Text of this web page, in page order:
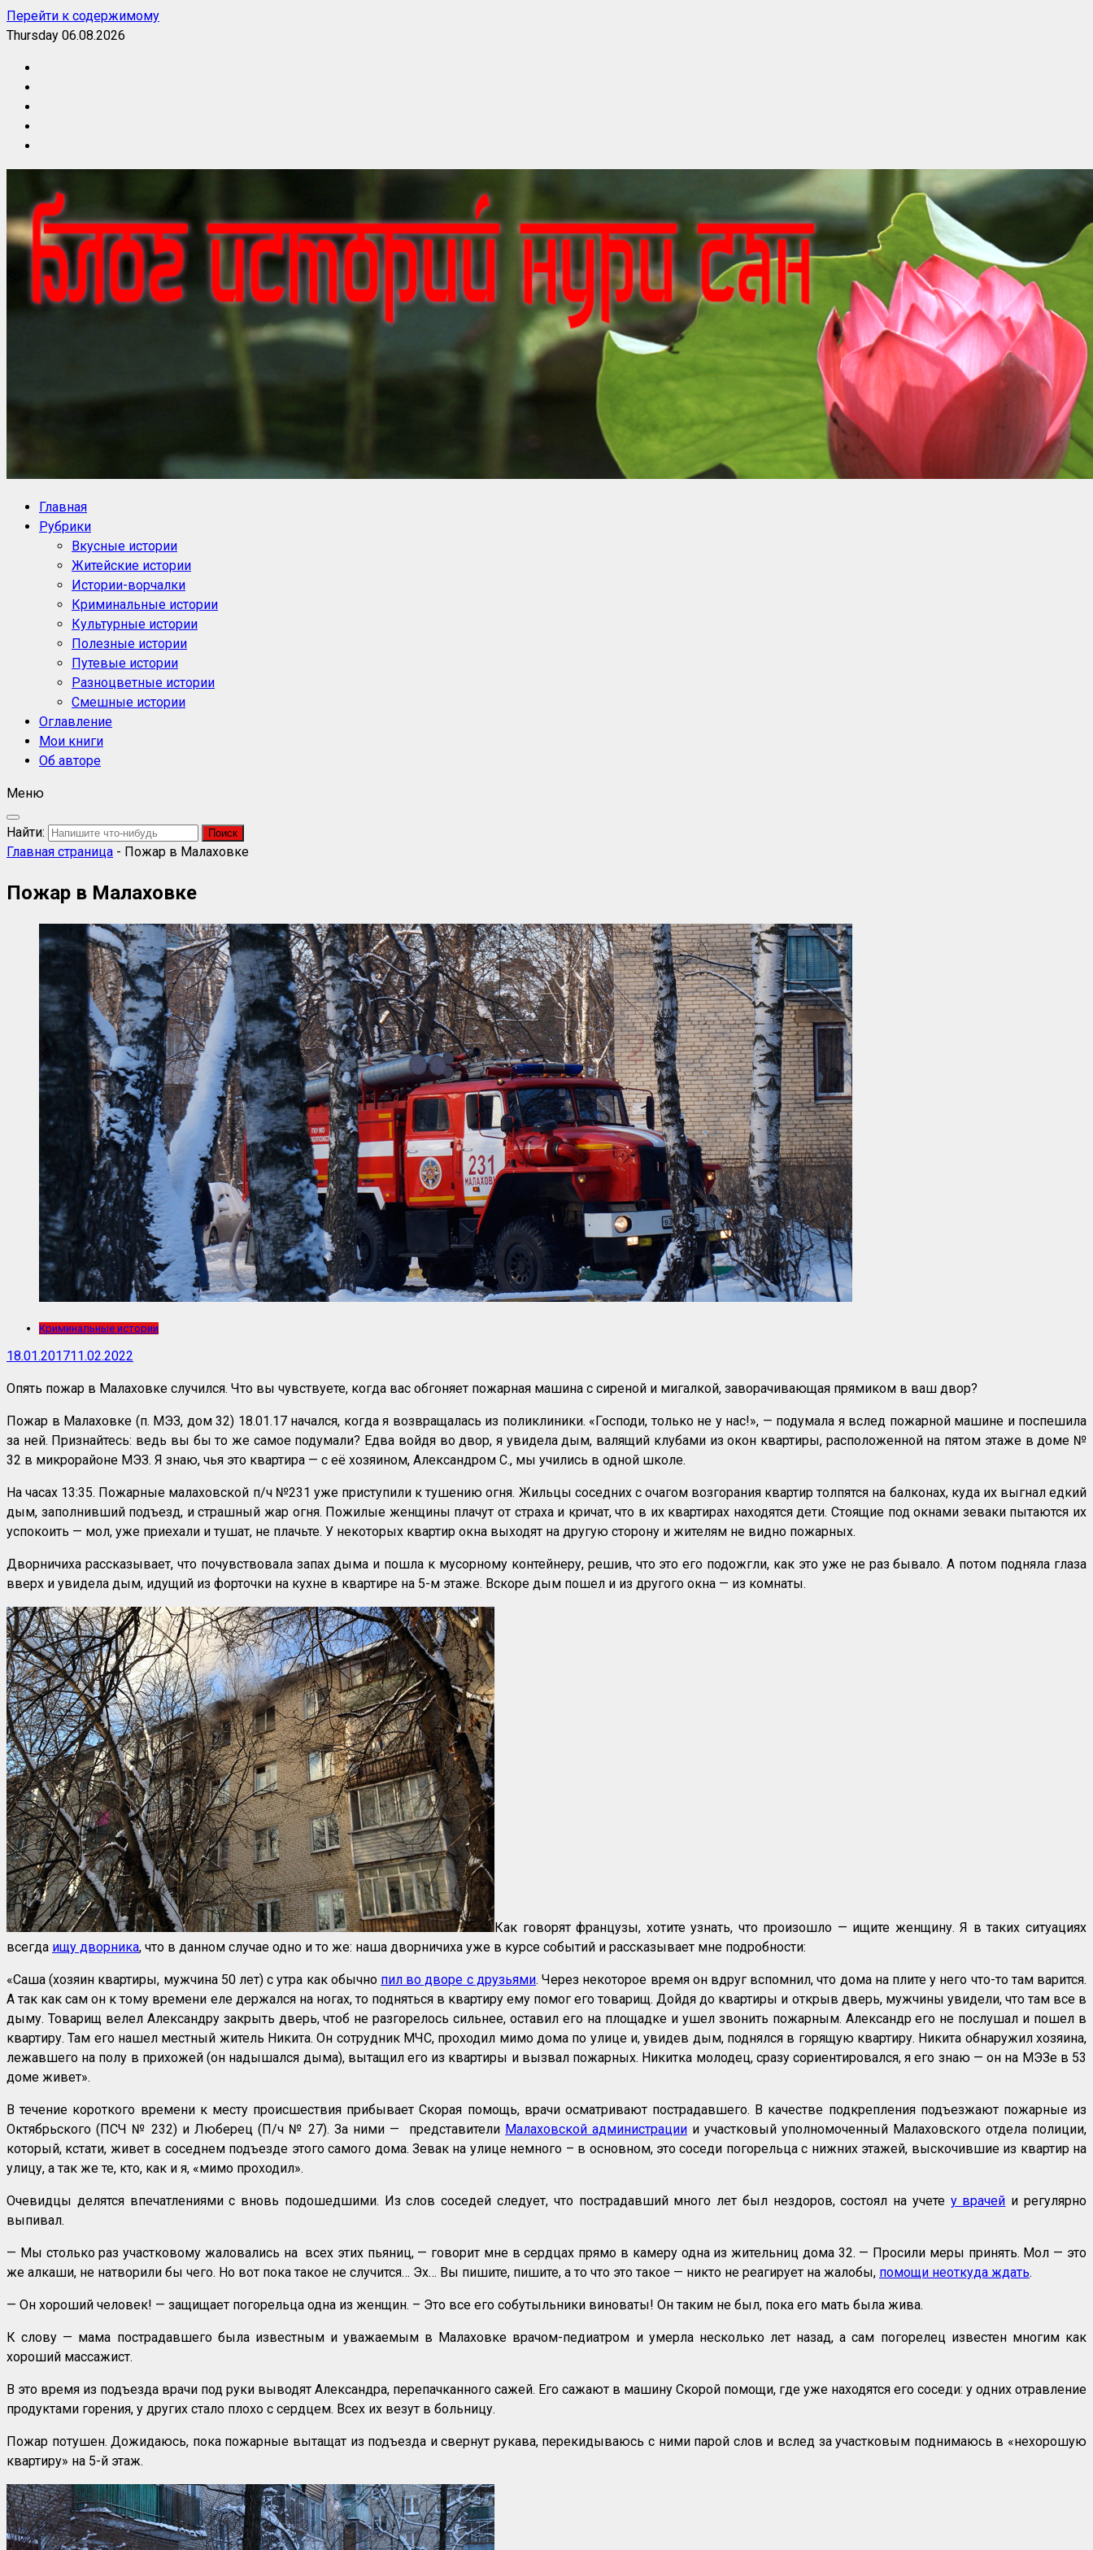
Перейти к содержимому
Thursday 06.08.2026
Блог историй NoorySan
Главная
Рубрики
Вкусные истории
Житейские истории
Истории-ворчалки
Криминальные истории
Культурные истории
Полезные истории
Путевые истории
Разноцветные истории
Смешные истории
Оглавление
Мои книги
Об авторе
Меню
Найти:
Главная страница - Пожар в Малаховке
Пожар в Малаховке
Криминальные истории
18.01.201711.02.2022
Опять пожар в Малаховке случился. Что вы чувствуете, когда вас обгоняет пожарная машина с сиреной и мигалкой, заворачивающая прямиком в ваш двор?
Пожар в Малаховке (п. МЭЗ, дом 32) 18.01.17 начался, когда я возвращалась из поликлиники. «Господи, только не у нас!», — подумала я вслед пожарной машине и поспешила
за ней. Признайтесь: ведь вы бы то же самое подумали? Едва войдя во двор, я увидела дым, валящий клубами из окон квартиры, расположенной на пятом этаже в доме №
32 в микрорайоне МЭЗ. Я знаю, чья это квартира — с её хозяином, Александром С., мы учились в одной школе.
На часах 13:35. Пожарные малаховской п/ч №231 уже приступили к тушению огня. Жильцы соседних с очагом возгорания квартир толпятся на балконах, куда их выгнал едкий
дым, заполнивший подъезд, и страшный жар огня. Пожилые женщины плачут от страха и кричат, что в их квартирах находятся дети. Стоящие под окнами зеваки пытаются их
успокоить — мол, уже приехали и тушат, не плачьте. У некоторых квартир окна выходят на другую сторону и жителям не видно пожарных.
Дворничиха рассказывает, что почувствовала запах дыма и пошла к мусорному контейнеру, решив, что это его подожгли, как это уже не раз бывало. А потом подняла глаза
вверх и увидела дым, идущий из форточки на кухне в квартире на 5-м этаже. Вскоре дым пошел и из другого окна — из комнаты.
Как говорят французы, хотите узнать, что произошло — ищите женщину. Я в таких ситуациях
всегда ищу дворника, что в данном случае одно и то же: наша дворничиха уже в курсе событий и рассказывает мне подробности:
«Саша (хозяин квартиры, мужчина 50 лет) с утра как обычно пил во дворе с друзьями. Через некоторое время он вдруг вспомнил, что дома на плите у него что-то там варится.
А так как сам он к тому времени еле держался на ногах, то подняться в квартиру ему помог его товарищ. Дойдя до квартиры и открыв дверь, мужчины увидели, что там все в
дыму. Товарищ велел Александру закрыть дверь, чтоб не разгорелось сильнее, оставил его на площадке и ушел звонить пожарным. Александр его не послушал и пошел в
квартиру. Там его нашел местный житель Никита. Он сотрудник МЧС, проходил мимо дома по улице и, увидев дым, поднялся в горящую квартиру. Никита обнаружил хозяина,
лежавшего на полу в прихожей (он надышался дыма), вытащил его из квартиры и вызвал пожарных. Никитка молодец, сразу сориентировался, я его знаю — он на МЭЗе в 53
доме живет».
В течение короткого времени к месту происшествия прибывает Скорая помощь, врачи осматривают пострадавшего. В качестве подкрепления подъезжают пожарные из
Октябрьского (ПСЧ № 232) и Люберец (П/ч № 27). За ними — представители Малаховской администрации и участковый уполномоченный Малаховского отдела полиции,
который, кстати, живет в соседнем подъезде этого самого дома. Зевак на улице немного – в основном, это соседи погорельца с нижних этажей, выскочившие из квартир на
улицу, а так же те, кто, как и я, «мимо проходил».
Очевидцы делятся впечатлениями с вновь подошедшими. Из слов соседей следует, что пострадавший много лет был нездоров, состоял на учете у врачей и регулярно
выпивал.
— Мы столько раз участковому жаловались на всех этих пьяниц, — говорит мне в сердцах прямо в камеру одна из жительниц дома 32. — Просили меры принять. Мол — это
же алкаши, не натворили бы чего. Но вот пока такое не случится… Эх… Вы пишите, пишите, а то что это такое — никто не реагирует на жалобы, помощи неоткуда ждать.
— Он хороший человек! — защищает погорельца одна из женщин. – Это все его собутыльники виноваты! Он таким не был, пока его мать была жива.
К слову — мама пострадавшего была известным и уважаемым в Малаховке врачом-педиатром и умерла несколько лет назад, а сам погорелец известен многим как
хороший массажист.
В это время из подъезда врачи под руки выводят Александра, перепачканного сажей. Его сажают в машину Скорой помощи, где уже находятся его соседи: у одних отравление
продуктами горения, у других стало плохо с сердцем. Всех их везут в больницу.
Пожар потушен. Дожидаюсь, пока пожарные вытащат из подъезда и свернут рукава, перекидываюсь с ними парой слов и вслед за участковым поднимаюсь в «нехорошую
квартиру» на 5-й этаж.